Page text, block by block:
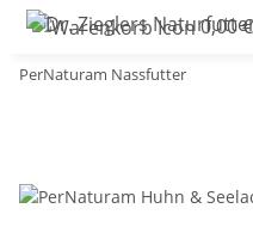
0,00 €
PerNaturam Nassfutter